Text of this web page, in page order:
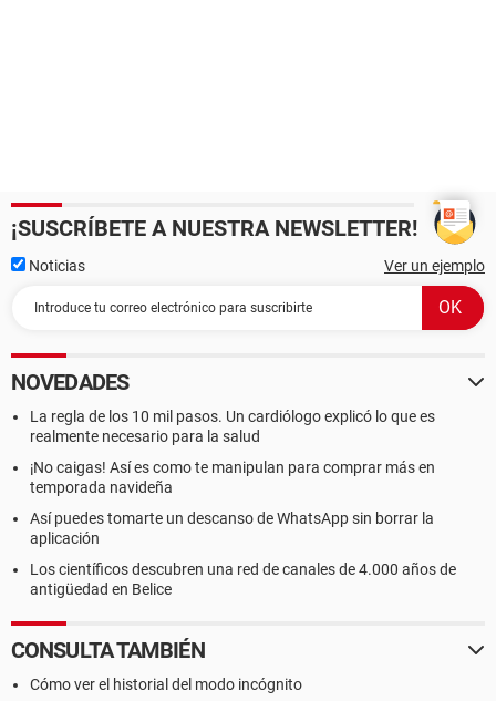
¡SUSCRÍBETE A NUESTRA NEWSLETTER!
Noticias Ver un ejemplo
NOVEDADES
La regla de los 10 mil pasos. Un cardiólogo explicó lo que es
realmente necesario para la salud
¡No caigas! Así es como te manipulan para comprar más en
temporada navideña
Así puedes tomarte un descanso de WhatsApp sin borrar la
aplicación
Los científicos descubren una red de canales de 4.000 años de
antigüedad en Belice
CONSULTA TAMBIÉN
Cómo ver el historial del modo incógnito